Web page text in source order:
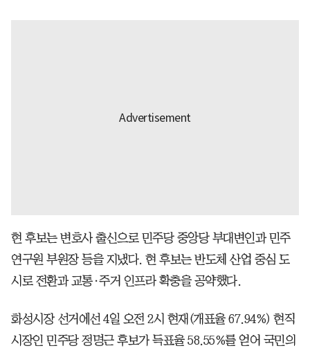
현 후보는 변호사 출신으로 민주당 중앙당 부대변인과 민주
연구원 부원장 등을 지냈다. 현 후보는 반도체 산업 중심 도
시로 전환과 교통·주거 인프라 확충을 공약했다.
화성시장 선거에선 4일 오전 2시 현재(개표율 67.94%) 현직
시장인 민주당 정명근 후보가 득표율 58.55%를 얻어 국민의